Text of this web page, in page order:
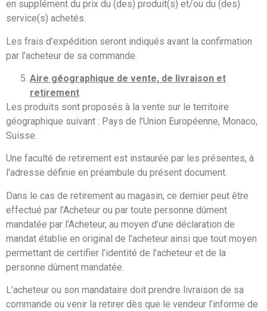
en supplément du prix du (des) produit(s) et/ou du (des)
service(s) achetés.
Les frais d’expédition seront indiqués avant la confirmation
par l’acheteur de sa commande.
Aire géographique de vente, de livraison et
retirement
Les produits sont proposés à la vente sur le territoire
géographique suivant : Pays de l’Union Européenne, Monaco,
Suisse.
Une faculté de retirement est instaurée par les présentes, à
l’adresse définie en préambule du présent document.
Dans le cas de retirement au magasin, ce dernier peut être
effectué par l’Acheteur ou par toute personne dûment
mandatée par l’Acheteur, au moyen d’une déclaration de
mandat établie en original de l’acheteur ainsi que tout moyen
permettant de certifier l’identité de l’acheteur et de la
personne dûment mandatée.
L’acheteur ou son mandataire doit prendre livraison de sa
commande ou venir la retirer dès que le vendeur l’informe de